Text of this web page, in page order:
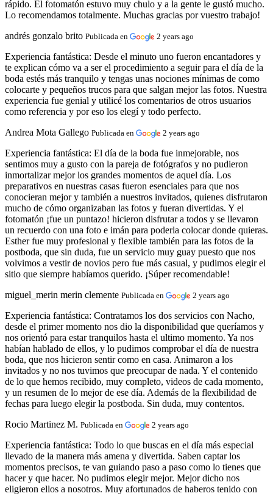
rápido. El fotomatón estuvo muy chulo y a la gente le gustó mucho.
Lo recomendamos totalmente. Muchas gracias por vuestro trabajo!
andrés gonzalo brito Publicada en 2 years ago
Experiencia fantástica: Desde el minuto uno fueron encantadores y
te explican cómo va a ser el procedimiento a seguir para el día de la
boda estés más tranquilo y tengas unas nociones mínimas de como
colocarte y pequeños trucos para que salgan mejor las fotos. Nuestra
experiencia fue genial y utilicé los comentarios de otros usuarios
como referencia y por eso los elegí y todo perfecto.
Andrea Mota Gallego Publicada en 2 years ago
Experiencia fantástica: El día de la boda fue inmejorable, nos
sentimos muy a gusto con la pareja de fotógrafos y no pudieron
inmortalizar mejor los grandes momentos de aquel día. Los
preparativos en nuestras casas fueron esenciales para que nos
conocieran mejor y también a nuestros invitados, quienes disfrutaron
mucho de cómo organizaban las fotos y fueran divertidas. Y el
fotomatón ¡fue un puntazo! hicieron disfrutar a todos y se llevaron
un recuerdo con una foto e imán para poderla colocar donde quieras.
Esther fue muy profesional y flexible también para las fotos de la
postboda, que sin duda, fue un servicio muy guay puesto que nos
volvimos a vestir de novios pero fue más casual, y pudimos elegir el
sitio que siempre habíamos querido. ¡Súper recomendable!
miguel_merin merin clemente Publicada en 2 years ago
Experiencia fantástica: Contratamos los dos servicios con Nacho,
desde el primer momento nos dio la disponibilidad que queríamos y
nos orientó para estar tranquilos hasta el ultimo momento. Ya nos
habían hablado de ellos, y lo pudimos comprobar el día de nuestra
boda, que nos hicieron sentir como en casa. Animaron a los
invitados y no nos tuvimos que preocupar de nada. Y el contenido
de lo que hemos recibido, muy completo, videos de cada momento,
y un resumen de lo mejor de ese día. Además de la flexibilidad de
fechas para luego elegir la postboda. Sin duda, muy contentos.
Rocio Martinez M. Publicada en 2 years ago
Experiencia fantástica: Todo lo que buscas en el día más especial
llevado de la manera más amena y divertida. Saben captar los
momentos precisos, te van guiando paso a paso como lo tienes que
hacer y que hacer. No pudimos elegir mejor. Mejor dicho nos
eligieron ellos a nosotros. Muy afortunados de haberos tenido con